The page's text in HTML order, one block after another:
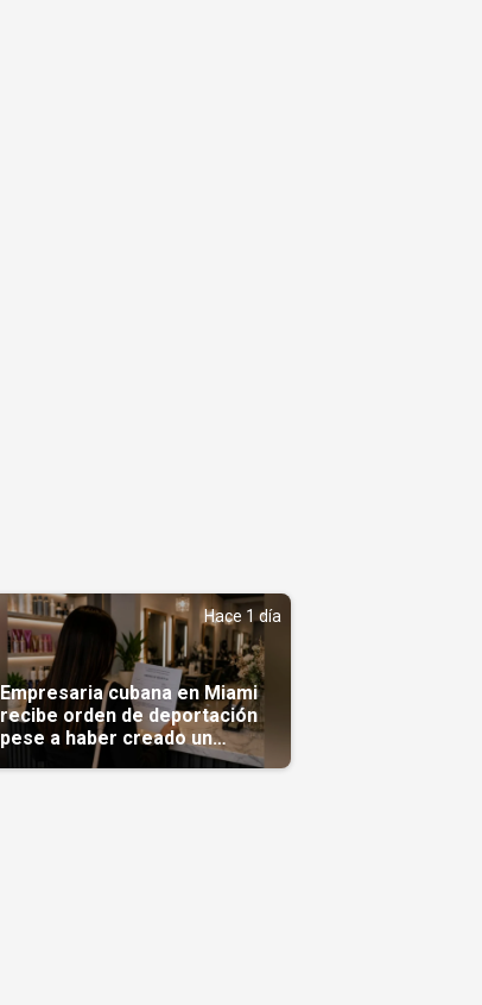
Hace 1 día
Empresaria cubana en Miami
recibe orden de deportación
pese a haber creado un